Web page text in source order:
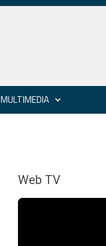
MULTIMEDIA
Web TV